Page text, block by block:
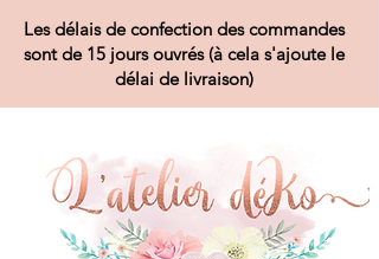
Les délais de confection des commandes
sont de 15 jours ouvrés (à cela s'ajoute le
délai de livraison)